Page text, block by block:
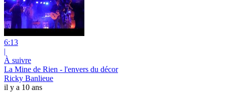
6:13
|
À suivre
La Mine de Rien - l'envers du décor
Ricky Banlieue
il y a 10 ans